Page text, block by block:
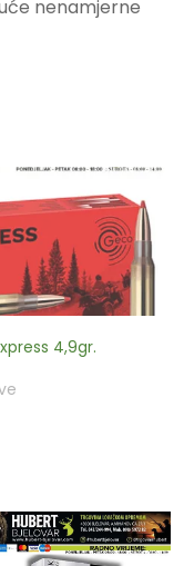
nenamjerne
4,9gr.